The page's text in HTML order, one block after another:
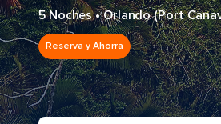
5 Noches•Orlando (Port
Reserva y Ahorra